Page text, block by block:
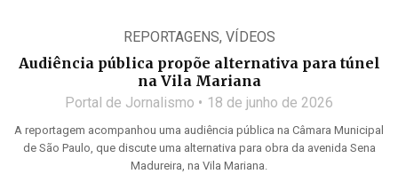
REPORTAGENS, VÍDEOS
Audiência pública propõe alternativa para túnel
na Vila Mariana
Portal de Jornalismo 18 de junho de 2026
A reportagem acompanhou uma audiência pública na Câmara Municipal
de São Paulo, que discute uma alternativa para obra da avenida Sena
Madureira, na Vila Mariana.